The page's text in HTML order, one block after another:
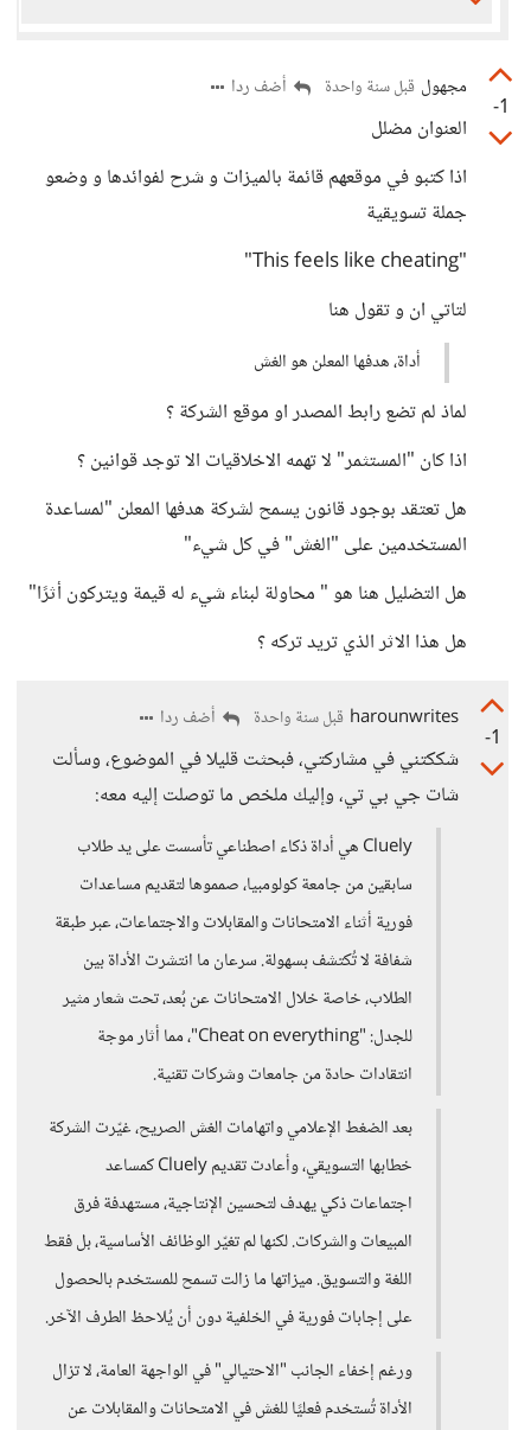
-1
مجهول قبل سنة واحدة أضف ردا
العنوان مضلل
اذا كتبو في موقعهم قائمة بالميزات و شرح لفوائدها و وضعو
جملة تسويقية
"This feels like cheating"
لتاتي ان و تقول هنا
أداة، هدفها المعلن هو الغش
لماذ لم تضع رابط المصدر او موقع الشركة ؟
اذا كان "المستثمر" لا تهمه الاخلاقيات الا توجد قوانين ؟
هل تعتقد بوجود قانون يسمح لشركة هدفها المعلن "لمساعدة
المستخدمين على "الغش" في كل شيء"
هل التضليل هنا هو " محاولة لبناء شيء له قيمة ويتركون أثرًا"
هل هذا الاثر الذي تريد تركه ؟
-1
harounwrites قبل سنة واحدة أضف ردا
شككتني في مشاركتي، فبحثت قليلا في الموضوع، وسألت
شات جي بي تي، وإليك ملخص ما توصلت إليه معه:
Cluely هي أداة ذكاء اصطناعي تأسست على يد طلاب
سابقين من جامعة كولومبيا، صمموها لتقديم مساعدات
فورية أثناء الامتحانات والمقابلات والاجتماعات، عبر طبقة
شفافة لا تُكتشف بسهولة. سرعان ما انتشرت الأداة بين
الطلاب، خاصة خلال الامتحانات عن بُعد، تحت شعار مثير
للجدل: "Cheat on everything"، مما أثار موجة
انتقادات حادة من جامعات وشركات تقنية.
بعد الضغط الإعلامي واتهامات الغش الصريح، غيّرت الشركة
خطابها التسويقي، وأعادت تقديم Cluely كمساعد
اجتماعات ذكي يهدف لتحسين الإنتاجية، مستهدفة فرق
المبيعات والشركات. لكنها لم تغيّر الوظائف الأساسية، بل فقط
اللغة والتسويق. ميزاتها ما زالت تسمح للمستخدم بالحصول
على إجابات فورية في الخلفية دون أن يُلاحظ الطرف الآخر.
ورغم إخفاء الجانب "الاحتيالي" في الواجهة العامة، لا تزال
الأداة تُستخدم فعليًا للغش في الامتحانات والمقابلات عن